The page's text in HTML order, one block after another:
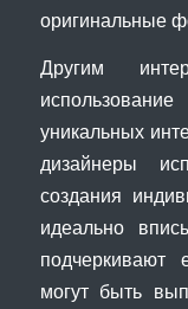
оригинальные
Другим
уникальных
дизайнеры
создания
идеально
подчеркивают
могут быть